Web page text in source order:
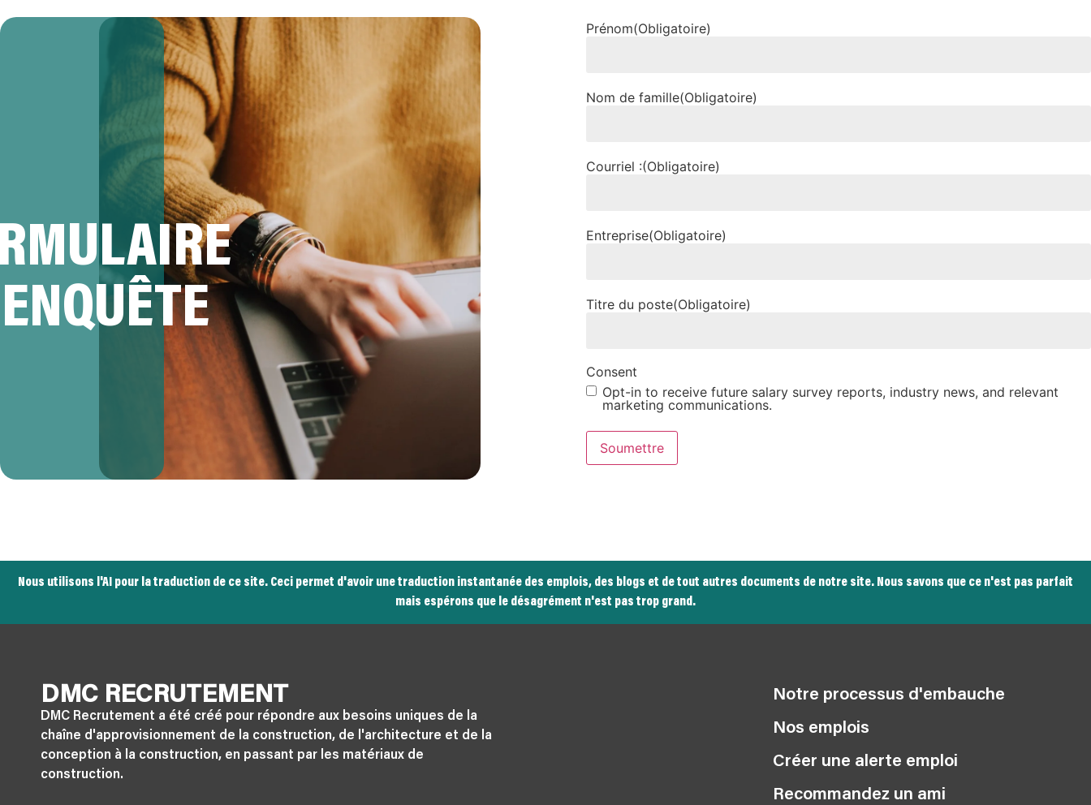
Prénom(Obligatoire)
Nom de famille(Obligatoire)
Courriel :(Obligatoire)
Entreprise(Obligatoire)
Titre du poste(Obligatoire)
Consent
Opt-in to receive future salary survey reports, industry news, and relevant
marketing communications.
Soumettre
Nous utilisons l'AI pour la traduction de ce site. Ceci permet d'avoir une traduction instantanée des emplois, des blogs et de tout autres documents de notre site. Nous savons que ce n'est pas parfait
mais espérons que le désagrément n'est pas trop grand.
DMC RECRUTEMENT
DMC Recrutement a été créé pour répondre aux besoins uniques de la
chaîne d'approvisionnement de la construction, de l'architecture et de la
conception à la construction, en passant par les matériaux de
construction.
Notre processus d'embauche
Nos emplois
Créer une alerte emploi
Recommandez un ami